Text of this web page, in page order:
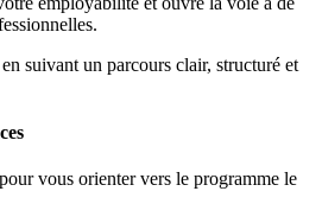
suivant un parcours clair, structuré et
vous orienter vers le programme le